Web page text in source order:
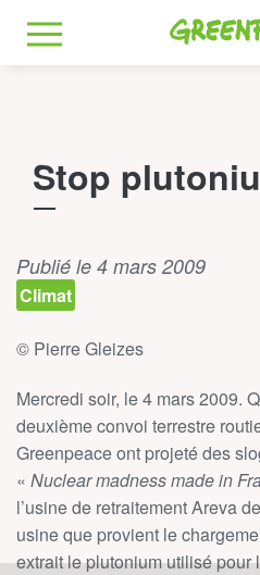
MENU
Stop
Publié le 4 mars 2009
Climat
© Pierre Gleizes
Mercredi soir, le 4 mars 2009.
deuxième convoi terrestre
Greenpeace ont projeté des
« Nuclear madness made in
l’usine de retraitement Areva
usine que provient le
extrait le plutonium utilisé pour